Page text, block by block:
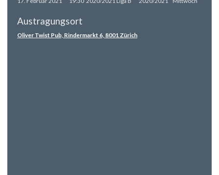
Austragungsort
Oliver Twist Pub, Rindermarkt 6, 8001 Zürich